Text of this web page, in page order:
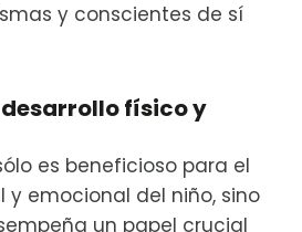
y conscientes de sí
físico y
es beneficioso para el
y emocional del niño, sino
un papel crucial